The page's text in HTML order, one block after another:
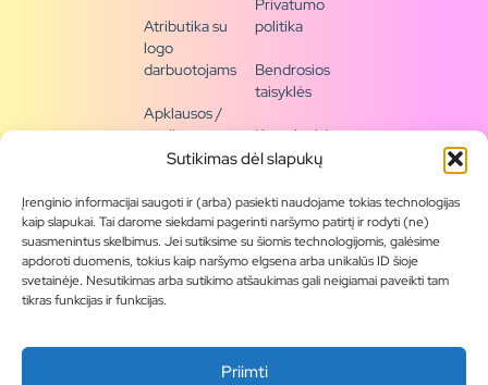
Sutikimas dėl slapukų
Įrenginio informacijai saugoti ir (arba) pasiekti naudojame tokias technologijas
kaip slapukai. Tai darome siekdami pagerinti naršymo patirtį ir rodyti (ne)
suasmenintus skelbimus. Jei sutiksime su šiomis technologijomis, galėsime
apdoroti duomenis, tokius kaip naršymo elgsena arba unikalūs ID šioje
svetainėje. Nesutikimas arba sutikimo atšaukimas gali neigiamai paveikti tam
tikras funkcijas ir funkcijas.
Priimti
Atributika su
logo
darbuotojams
Apklausos /
naujienų
siena
Tapkite
partneriu
Visas
produktų
asortimentas
Produktų
Privatumo
politika
Bendrosios
taisyklės
Kontaktai /
rekvizitai